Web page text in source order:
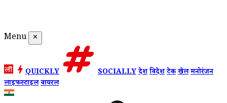
Menu ✕
QUICKLY SOCIALLYदेशविदेशटेकखेलमनोरंजन
लाइफस्टाइलवायरल